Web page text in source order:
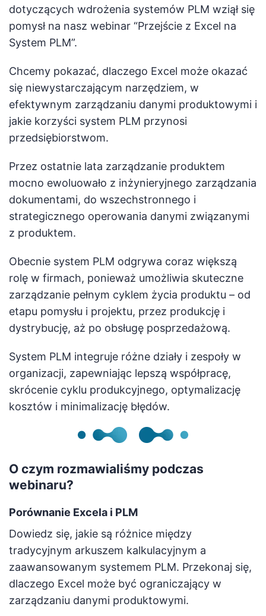
dotyczących wdrożenia systemów PLM wziął się
pomysł na nasz webinar “Przejście z Excel na
System PLM”.
Chcemy pokazać, dlaczego Excel może okazać
się niewystarczającym narzędziem, w
efektywnym zarządzaniu danymi produktowymi i
jakie korzyści system PLM przynosi
przedsiębiorstwom.
Przez ostatnie lata zarządzanie produktem
mocno ewoluowało z inżynieryjnego zarządzania
dokumentami, do wszechstronnego i
strategicznego operowania danymi związanymi
z produktem.
Obecnie system PLM odgrywa coraz większą
rolę w firmach, ponieważ umożliwia skuteczne
zarządzanie pełnym cyklem życia produktu – od
etapu pomysłu i projektu, przez produkcję i
dystrybucję, aż po obsługę posprzedażową.
System PLM integruje różne działy i zespoły w
organizacji, zapewniając lepszą współpracę,
skrócenie cyklu produkcyjnego, optymalizację
kosztów i minimalizację błędów.
O czym rozmawialiśmy podczas
webinaru?
Porównanie Excela i PLM
Dowiedz się, jakie są różnice między
tradycyjnym arkuszem kalkulacyjnym a
zaawansowanym systemem PLM. Przekonaj się,
dlaczego Excel może być ograniczający w
zarządzaniu danymi produktowymi.